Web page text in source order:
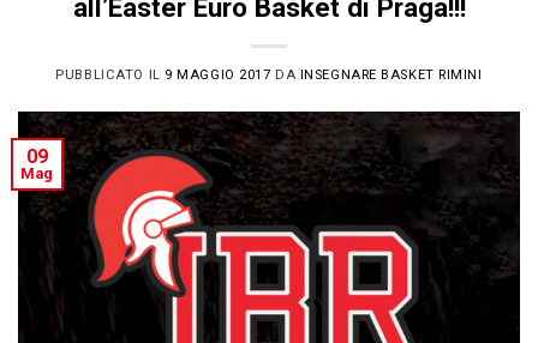
all’Easter Euro Basket di Praga!!!
PUBBLICATO IL 9 MAGGIO 2017 DA INSEGNARE BASKET RIMINI
09
Mag